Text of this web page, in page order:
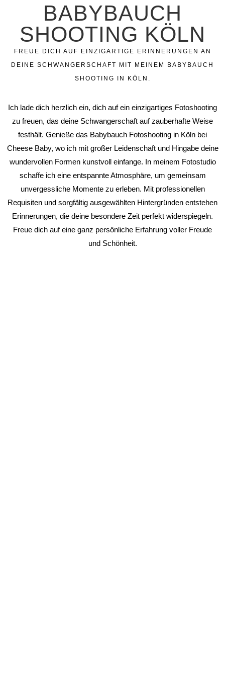
BABYBAUCH
SHOOTING KÖLN
FREUE DICH AUF EINZIGARTIGE ERINNERUNGEN AN
DEINE SCHWANGERSCHAFT MIT MEINEM BABYBAUCH
SHOOTING IN KÖLN.
Ich lade dich herzlich ein, dich auf ein einzigartiges Fotoshooting
zu freuen, das deine Schwangerschaft auf zauberhafte Weise
festhält. Genieße das Babybauch Fotoshooting in Köln bei
Cheese Baby, wo ich mit großer Leidenschaft und Hingabe deine
wundervollen Formen kunstvoll einfange. In meinem Fotostudio
schaffe ich eine entspannte Atmosphäre, um gemeinsam
unvergessliche Momente zu erleben. Mit professionellen
Requisiten und sorgfältig ausgewählten Hintergründen entstehen
Erinnerungen, die deine besondere Zeit perfekt widerspiegeln.
Freue dich auf eine ganz persönliche Erfahrung voller Freude
und Schönheit.